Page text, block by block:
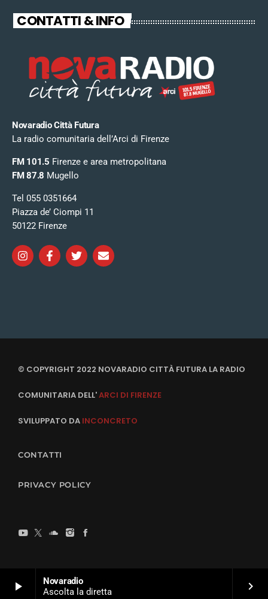
play_arrow
Novaradio
Ascolta la diretta
keyboard_arrow_right
CONTATTI & INFO
Novaradio Città Futura
La radio comunitaria dell’Arci di Firenze
FM 101.5 Firenze e area metropolitana
FM 87.8 Mugello
Tel 055 0351664
Piazza de’ Ciompi 11
50122 Firenze
© COPYRIGHT 2022 NOVARADIO CITTÀ FUTURA LA RADIO
COMUNITARIA DELL'ARCI DI FIRENZE
SVILUPPATO DA INCONCRETO
CONTATTI
PRIVACY POLICY